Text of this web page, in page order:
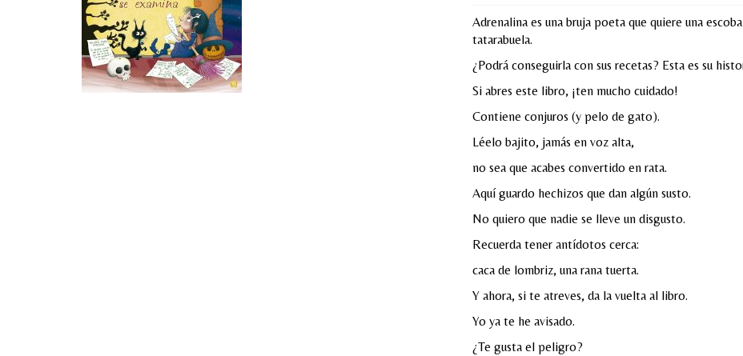
Adrenalina es una bruja poeta que quiere una
tatarabuela.
¿Podrá conseguirla con sus recetas? Esta es su
Si abres este libro, ¡ten mucho cuidado!
Contiene conjuros (y pelo de gato).
Léelo bajito, jamás en voz alta,
no sea que acabes convertido en rata.
Aquí guardo hechizos que dan algún susto.
No quiero que nadie se lleve un disgusto.
Recuerda tener antídotos cerca:
caca de lombriz, una rana tuerta.
Y ahora, si te atreves, da la vuelta al libro.
Yo ya te he avisado.
¿Te gusta el peligro?